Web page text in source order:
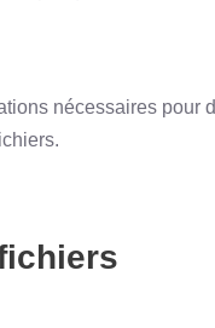
nécessaires